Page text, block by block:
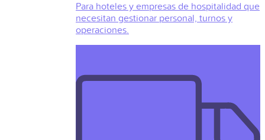
Para hoteles y empresas de hospitalidad que
necesitan gestionar personal, turnos y
operaciones.